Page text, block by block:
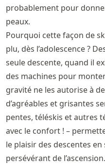
probablement pour
peaux.
Pourquoi cette façon de
plu, dès l’adolescence ?
seule descente, quand il
des machines pour
gravité ne les autorise à
d’agréables et grisantes
pentes, téléskis et autres
avec le confort ! –
le plaisir des descentes en
persévérant de